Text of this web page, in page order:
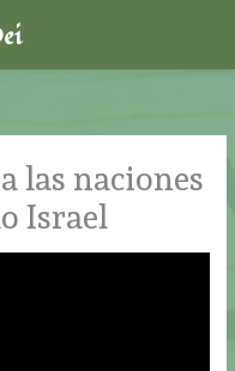
las naciones
Israel